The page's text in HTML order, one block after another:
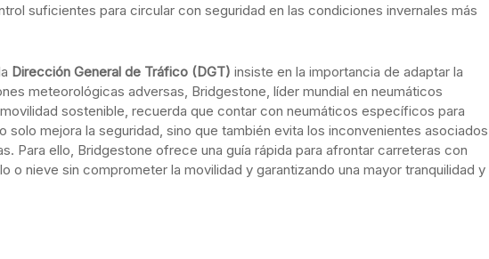
suficientes para circular con seguridad en las condiciones invernales más
Dirección General de Tráfico (DGT) insiste en la importancia de adaptar la
meteorológicas adversas, Bridgestone, líder mundial en neumáticos
sostenible, recuerda que contar con neumáticos específicos para
solo mejora la seguridad, sino que también evita los inconvenientes asociados
Para ello, Bridgestone ofrece una guía rápida para afrontar carreteras con
o nieve sin comprometer la movilidad y garantizando una mayor tranquilidad y